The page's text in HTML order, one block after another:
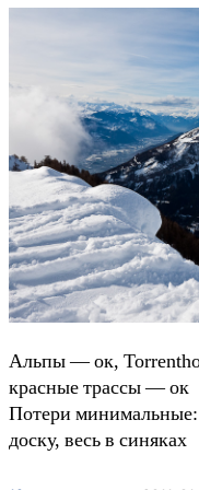
Альпы — ок,
красные трассы — ок
Потери минимальные:
доску, весь в синяках